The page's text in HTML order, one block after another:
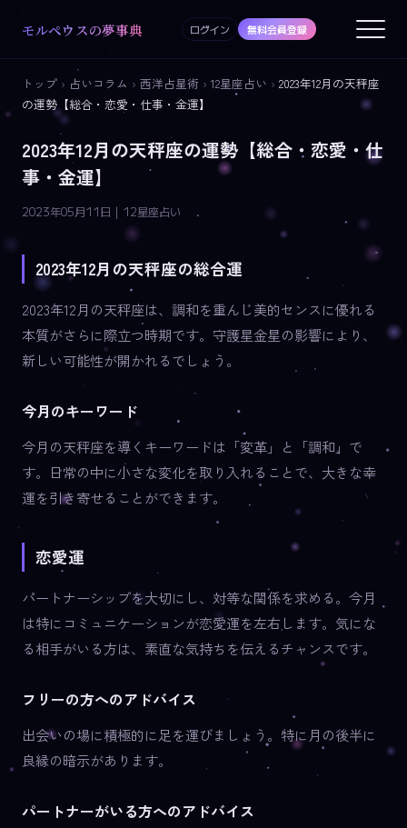
モルペウスの夢事典 ログイン 無料会員登録
トップ › 占いコラム › 西洋占星術 › 12星座占い › 2023年12月の天秤座
の運勢【総合・恋愛・仕事・金運】
2023年12月の天秤座の運勢【総合・恋愛・仕
事・金運】
2023年05月11日 | 12星座占い
2023年12月の天秤座の総合運
2023年12月の天秤座は、調和を重んじ美的センスに優れる
本質がさらに際立つ時期です。守護星金星の影響により、
新しい可能性が開かれるでしょう。
今月のキーワード
今月の天秤座を導くキーワードは「変革」と「調和」で
す。日常の中に小さな変化を取り入れることで、大きな幸
運を引き寄せることができます。
恋愛運
パートナーシップを大切にし、対等な関係を求める。今月
は特にコミュニケーションが恋愛運を左右します。気にな
る相手がいる方は、素直な気持ちを伝えるチャンスです。
フリーの方へのアドバイス
出会いの場に積極的に足を運びましょう。特に月の後半に
良縁の暗示があります。
パートナーがいる方へのアドバイス